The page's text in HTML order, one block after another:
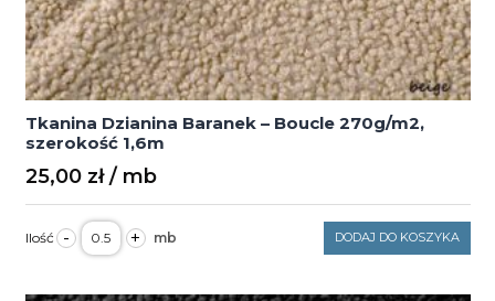
Tkanina Dzianina Baranek – Boucle 270g/m2,
szerokość 1,6m
25,00 zł
- ilość
Tkanina
Dzianina
–
+ DODAJ DO KOSZYKA